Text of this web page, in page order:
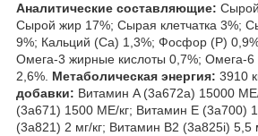
Аналитические составляющие:
Сырой жир 17%; Сырая клетчатка 3%;
9%; Кальций (Са) 1,3%; Фосфор (P)
Омега-3 жирные кислоты 0,7%; Омега-6
2,6%. Метаболическая энергия: 3910
добавки: Витамин A (3a672a) 15000
(3а671) 1500 МЕ/кг; Витамин Е (3а700)
(3a821) 2 мг/кг; Витамин B2 (3a825i) 5,5